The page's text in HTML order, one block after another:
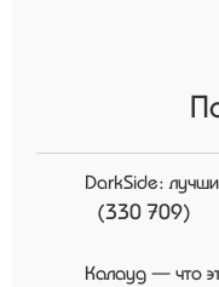
DarkSide:
(330 709)
Калауд — что